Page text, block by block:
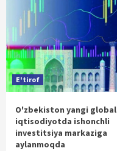
E'tirof
O'zbekiston yangi global
iqtisodiyotda ishonchli
investitsiya markaziga
aylanmoqda